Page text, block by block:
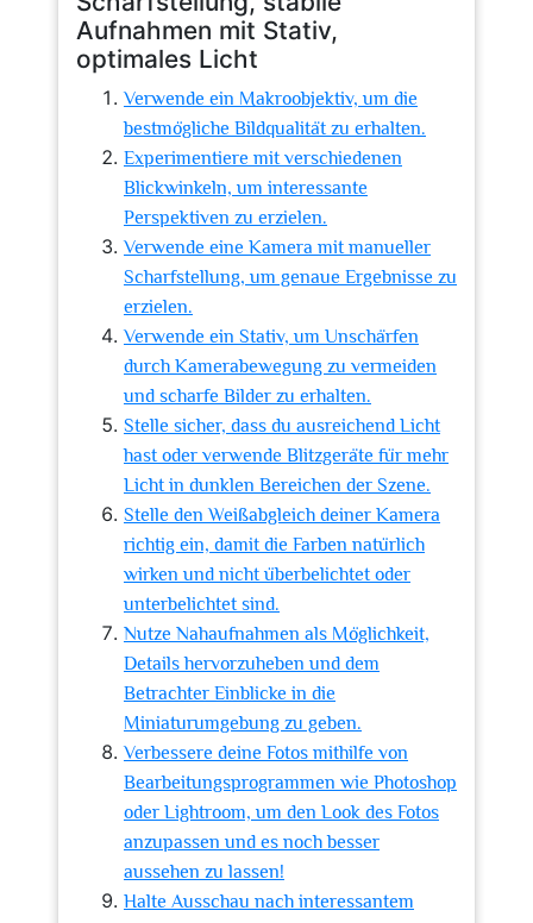
Aufnahmen mit Stativ,
optimales Licht
Verwende ein Makroobjektiv, um die
bestmögliche Bildqualität zu erhalten.
Experimentiere mit verschiedenen
Blickwinkeln, um interessante
Perspektiven zu erzielen.
Verwende eine Kamera mit manueller
Scharfstellung, um genaue Ergebnisse zu
erzielen.
Verwende ein Stativ, um Unschärfen
durch Kamerabewegung zu vermeiden
und scharfe Bilder zu erhalten.
Stelle sicher, dass du ausreichend Licht
hast oder verwende Blitzgeräte für mehr
Licht in dunklen Bereichen der Szene.
Stelle den Weißabgleich deiner Kamera
richtig ein, damit die Farben natürlich
wirken und nicht überbelichtet oder
unterbelichtet sind.
Nutze Nahaufnahmen als Möglichkeit,
Details hervorzuheben und dem
Betrachter Einblicke in die
Miniaturumgebung zu geben.
Verbessere deine Fotos mithilfe von
Bearbeitungsprogrammen wie Photoshop
oder Lightroom, um den Look des Fotos
anzupassen und es noch besser
aussehen zu lassen!
Halte Ausschau nach interessantem